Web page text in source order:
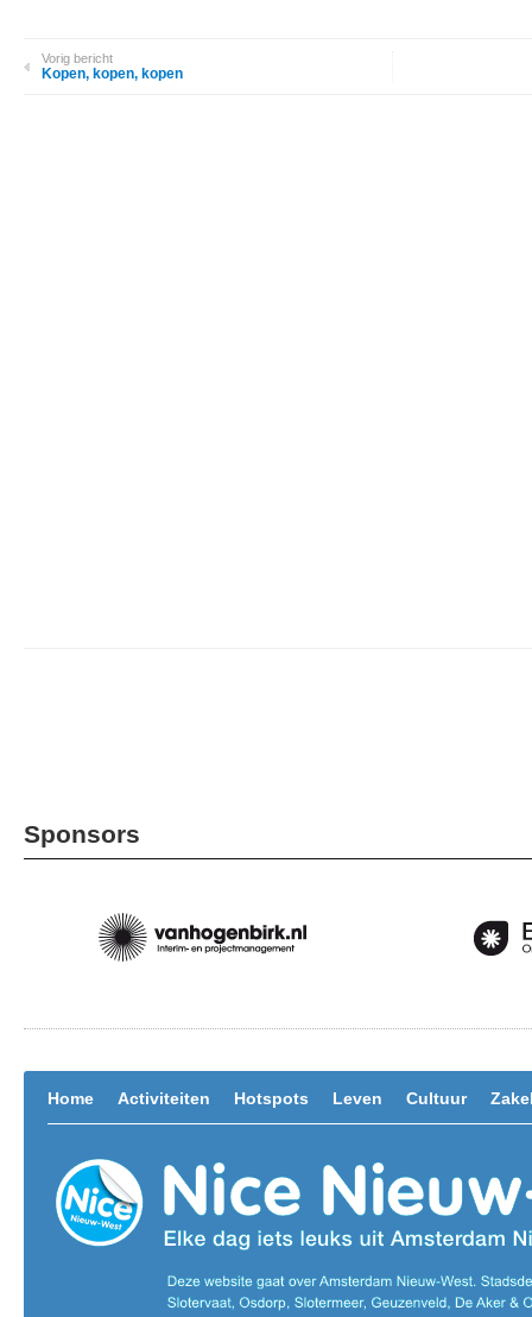
Vorig bericht
Kopen, kopen, kopen
Sponsors
Home Activiteiten Hotspots Leven Cultuur